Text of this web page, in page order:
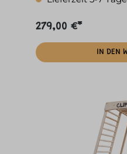
279,00 €*
IN DEN